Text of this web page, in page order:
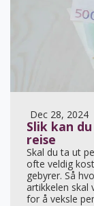
Dec 28, 2024
Slik kan
reise
Skal du ta ut
ofte veldig
gebyrer. Så
artikkelen skal
for å veksle